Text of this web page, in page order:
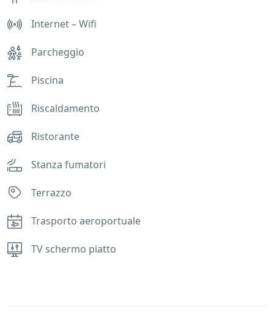
Internet – Wifi
Parcheggio
Piscina
Riscaldamento
Ristorante
Stanza fumatori
Terrazzo
Trasporto aeroportuale
TV schermo piatto